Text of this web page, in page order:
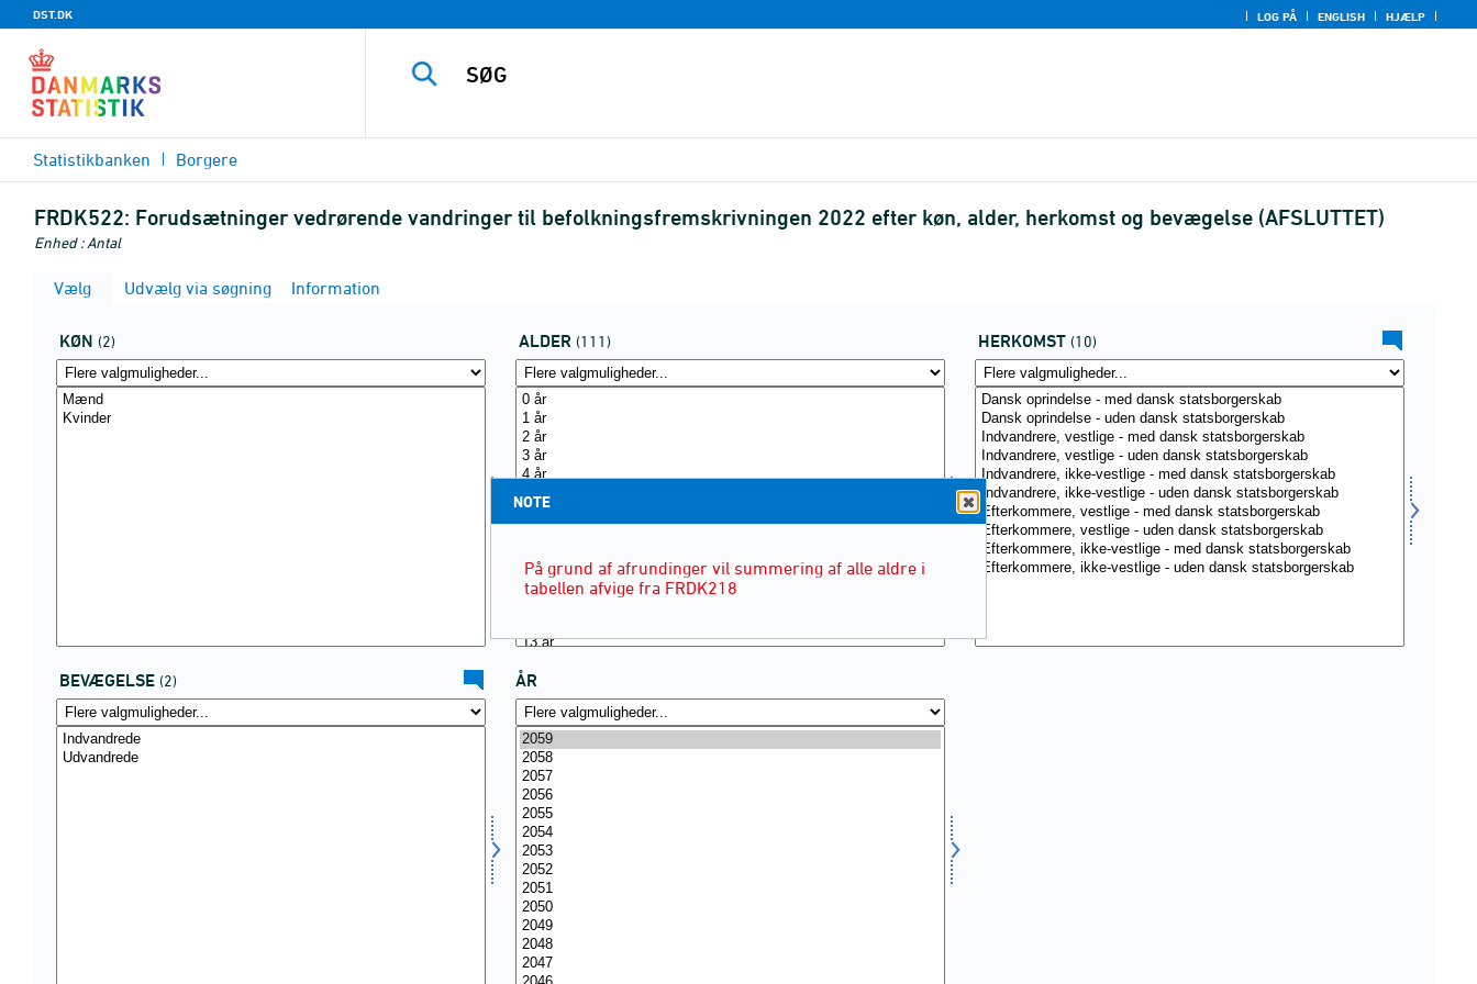
DST.DK LOG PÅ ENGLISH HJÆLP
Statistikbanken Borgere
FRDK522: Forudsætninger vedrørende vandringer til befolkningsfremskrivningen 2022 efter køn, alder, herkomst og bevægelse (AFSLUTTET)
Enhed : Antal
Vælg Udvælg via søgning Information
KØN (2) ALDER (111) HERKOMST (10)
BEVÆGELSE (2) ÅR
NOTE
På grund af afrundinger vil summering af alle aldre i
tabellen afvige fra FRDK218